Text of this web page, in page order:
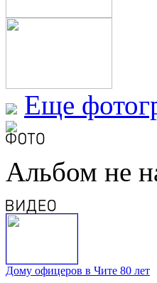
Еще
Альбом не
Дому офицеров в Чите 80 лет